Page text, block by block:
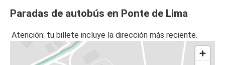
Paradas de autobús en Ponte de Lima
Atención: tu billete incluye la dirección más reciente.